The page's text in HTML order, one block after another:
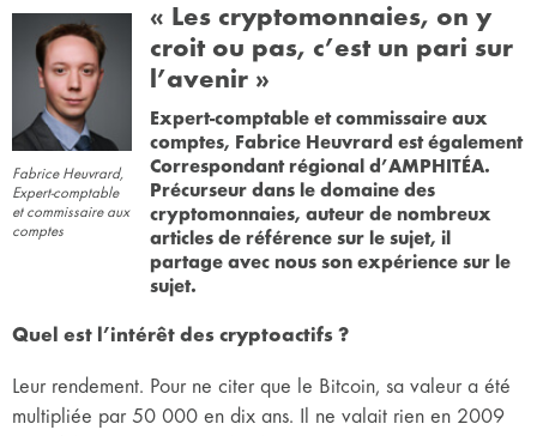
Fabrice Heuvrard,
Expert-comptable
et commissaire aux
comptes
« Les cryptomonnaies, on y
croit ou pas, c’est un pari sur
l’avenir »
Expert-comptable et commissaire aux
comptes, Fabrice Heuvrard est également
Correspondant régional d’AMPHITÉA.
Précurseur dans le domaine des
cryptomonnaies, auteur de nombreux
articles de référence sur le sujet, il
partage avec nous son expérience sur le
sujet.
Quel est l’intérêt des cryptoactifs ?
Leur rendement. Pour ne citer que le Bitcoin, sa valeur a été
multipliée par 50 000 en dix ans. Il ne valait rien en 2009